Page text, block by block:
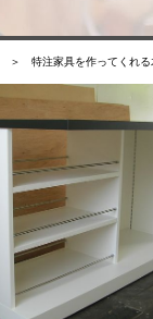
＞ 特注家具を作ってくれる